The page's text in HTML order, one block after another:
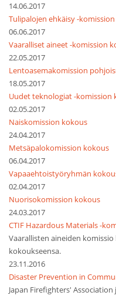
14.06.2017
Tulipalojen ehkäisy -
06.06.2017
Vaaralliset aineet -komission
22.05.2017
Lentoasemakomission
18.05.2017
Uudet teknologiat -komission
02.05.2017
Naiskomission kokous
24.04.2017
Metsäpalokomission kokous
06.04.2017
Vapaaehtoistyöryhmän
02.04.2017
Nuorisokomission kokous
24.03.2017
CTIF Hazardous Materials -
Vaarallisten aineiden
kokoukseensa.
23.11.2016
Disaster Prevention in
Japan Firefighters'